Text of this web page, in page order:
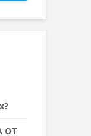
ОТ